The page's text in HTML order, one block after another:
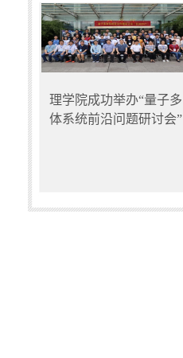
理学院成功举办“量子多
体系统前沿问题研讨会”